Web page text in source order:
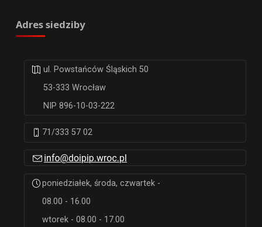
Adres siedziby
ul. Powstańców Śląskich 50
53-333 Wrocław
NIP 896-10-03-222
71/333 57 02
poniedziałek, środa, czwartek -
08.00 - 16.00
wtorek - 08.00 - 17.00